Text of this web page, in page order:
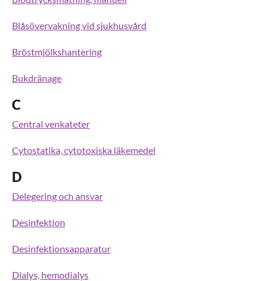
Blåsövervakning vid sjukhusvård
Bröstmjölkshantering
Bukdränage
C
Central venkateter
Cytostatika, cytotoxiska läkemedel
D
Delegering och ansvar
Desinfektion
Desinfektionsapparatur
Dialys, hemodialys